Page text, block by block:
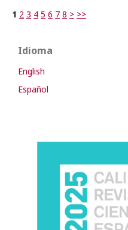
1 2 3 4 5 6 7 8 > >>
Idioma
English
Español